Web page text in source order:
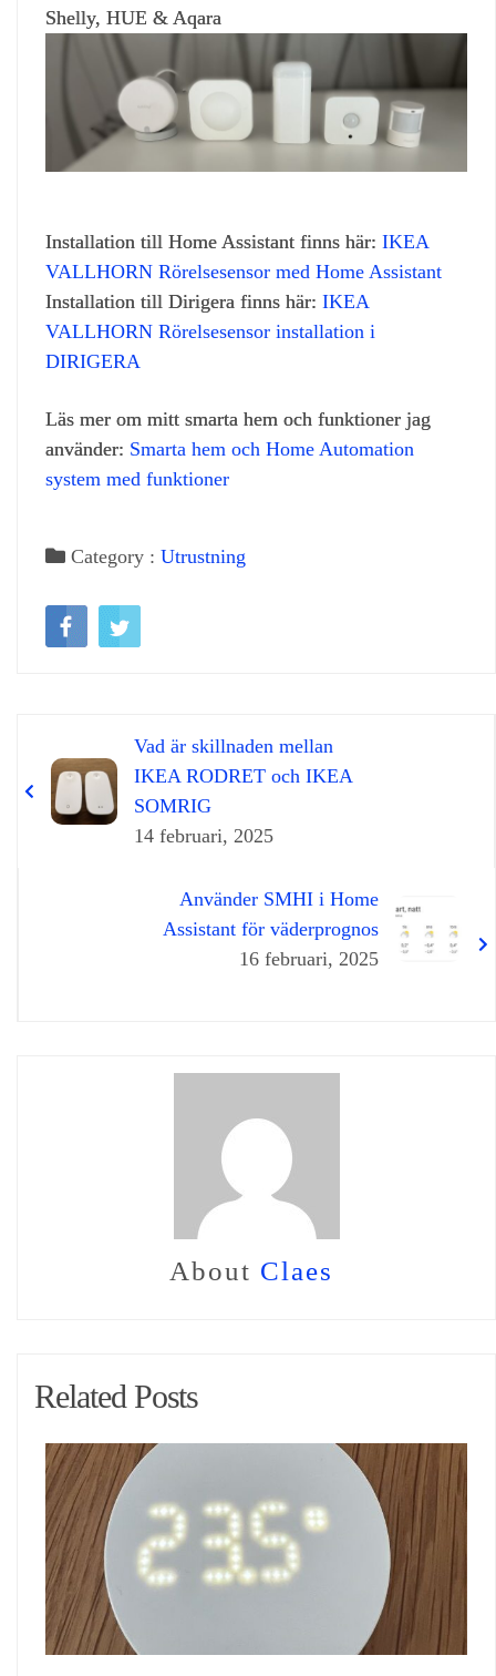
Shelly, HUE & Aqara
Installation till Home Assistant finns här: IKEA
VALLHORN Rörelsesensor med Home Assistant
Installation till Dirigera finns här: IKEA
VALLHORN Rörelsesensor installation i
DIRIGERA
Läs mer om mitt smarta hem och funktioner jag
använder: Smarta hem och Home Automation
system med funktioner
Category : Utrustning
Vad är skillnaden mellan
IKEA RODRET och IKEA
SOMRIG
14 februari, 2025
Använder SMHI i Home
Assistant för väderprognos
16 februari, 2025
About Claes
Related Posts